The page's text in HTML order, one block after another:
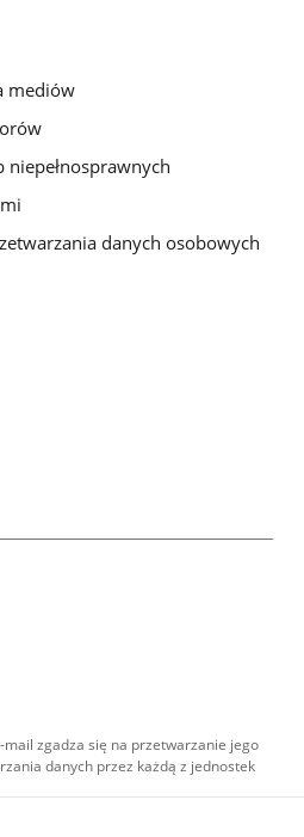
mediów
niepełnosprawnych
danych osobowych
zgadza się na przetwarzanie jego
danych przez każdą z jednostek